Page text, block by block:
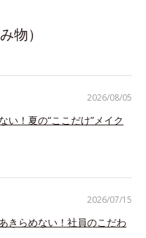
物）
い！夏の“ここだけ”メイク
2026/08/05
きらめない！社員のこだわ
2026/07/15